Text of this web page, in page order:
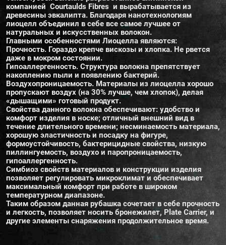
компанией Courtaulds Fibres и вырабатывается из
древесины эвкалипта. Благодаря нанотехнологиям
лиоцелл объединил в себе все самое лучшее от
натуральных и искусственных волокон.
Главными особенностями Лиоцелла являются:
Прочность. Гораздо крепче вискозы и хлопка. Не рвется
даже в мокром состоянии.
Гипоаллергенность. Структура волокна препятствует
накоплению пыли и появлению бактерий.
Воздухопроницаемость. Материалы из лиоцелла хорошо
пропускают воздух (на 30% лучше, чем хлопок), делая
«дышащими» готовый продукт.
Свойства данного волокна обеспечивают: удобство и
комфорт изделия в носке; отличный внешний вид в
течение длительного времени; несминаемость материала,
хорошую эластичность и посадку на фигуре,
формоустойчивость, бактерицидные свойства, низкую
пиллингуемость, воздухо и паропроницаемость,
гипоаллергенность.
Симбиоз свойств материалов и конструкции изделия
позволяет регулировать микроклимат и обеспечивает
максимальный комфорт при работе в широком
температурном диапазоне.
Таким образом данная рубашка сочетает в себе прочность
и легкость, позволяет носить бронежилет, Plate Carrier, и
другие элементы снаряжения продолжительное время.